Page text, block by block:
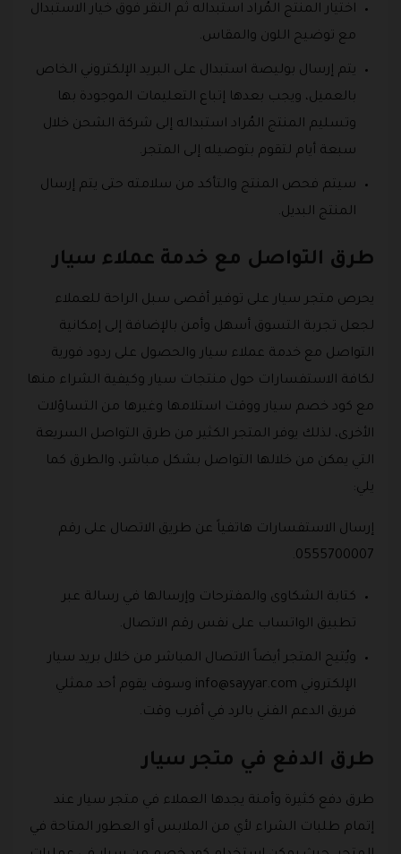
اختيار المنتج المُراد استبداله ثم النقر فوق خيار الاستبدال
مع توضيح اللون والمقاس.
يتم إرسال بوليصة استبدال على البريد الإلكتروني الخاص
بالعميل، ويجب بعدها إتباع التعليمات الموجودة بها
وتسليم المنتج المُراد استبداله إلى شركة الشحن خلال
سبعة أيام لتقوم بتوصيله إلى المتجر.
سيتم فحص المنتج والتأكد من سلامته حتى يتم إرسال
المنتج البديل.
طرق التواصل مع خدمة عملاء سيار
يحرص متجر سيار على توفير أقصى سبل الراحة للعملاء
لجعل تجربة التسوق أسهل وأمن بالإضافة إلى إمكانية
التواصل مع خدمة عملاء سيار والحصول على ردود فورية
لكافة الاستفسارات حول منتجات سيار وكيفية الشراء منها
مع كود خصم سيار ووقت استلامها وغيرها من التساؤلات
الأخرى، لذلك يوفر المتجر الكثير من طرق التواصل السريعة
التي يمكن من خلالها التواصل بشكل مباشر، والطرق كما
يلي:
إرسال الاستفسارات هاتفياً عن طريق الاتصال على رقم
0555700007.
كتابة الشكاوى والمفترحات وإرسالها في رسالة عبر
تطبيق الواتساب على نفس رقم الاتصال.
ويُتيح المتجر أيضاً الاتصال المباشر من خلال بريد سيار
الإلكتروني info@sayyar.com وسوف يقوم أحد ممثلي
فريق الدعم الفني بالرد في أقرب وقت.
طرق الدفع في متجر سيار
طرق دفع كثيرة وأمنة يجدها العملاء في متجر سيار عند
إتمام طلبات الشراء لأي من الملابس أو العطور المتاحة في